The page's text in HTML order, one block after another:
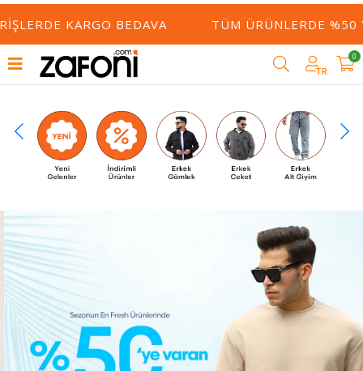
KARGO BEDAVA TÜM ÜRÜNLERDE %50
TR
0